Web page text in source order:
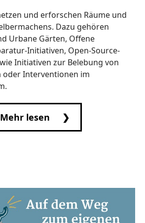
und erforschen Räume und
Dazu gehören
Urbane Gärten, Offene
Initiativen, Open-Source-
Initiativen zur Belebung von
oder Interventionen im
Mehr lesen ❯